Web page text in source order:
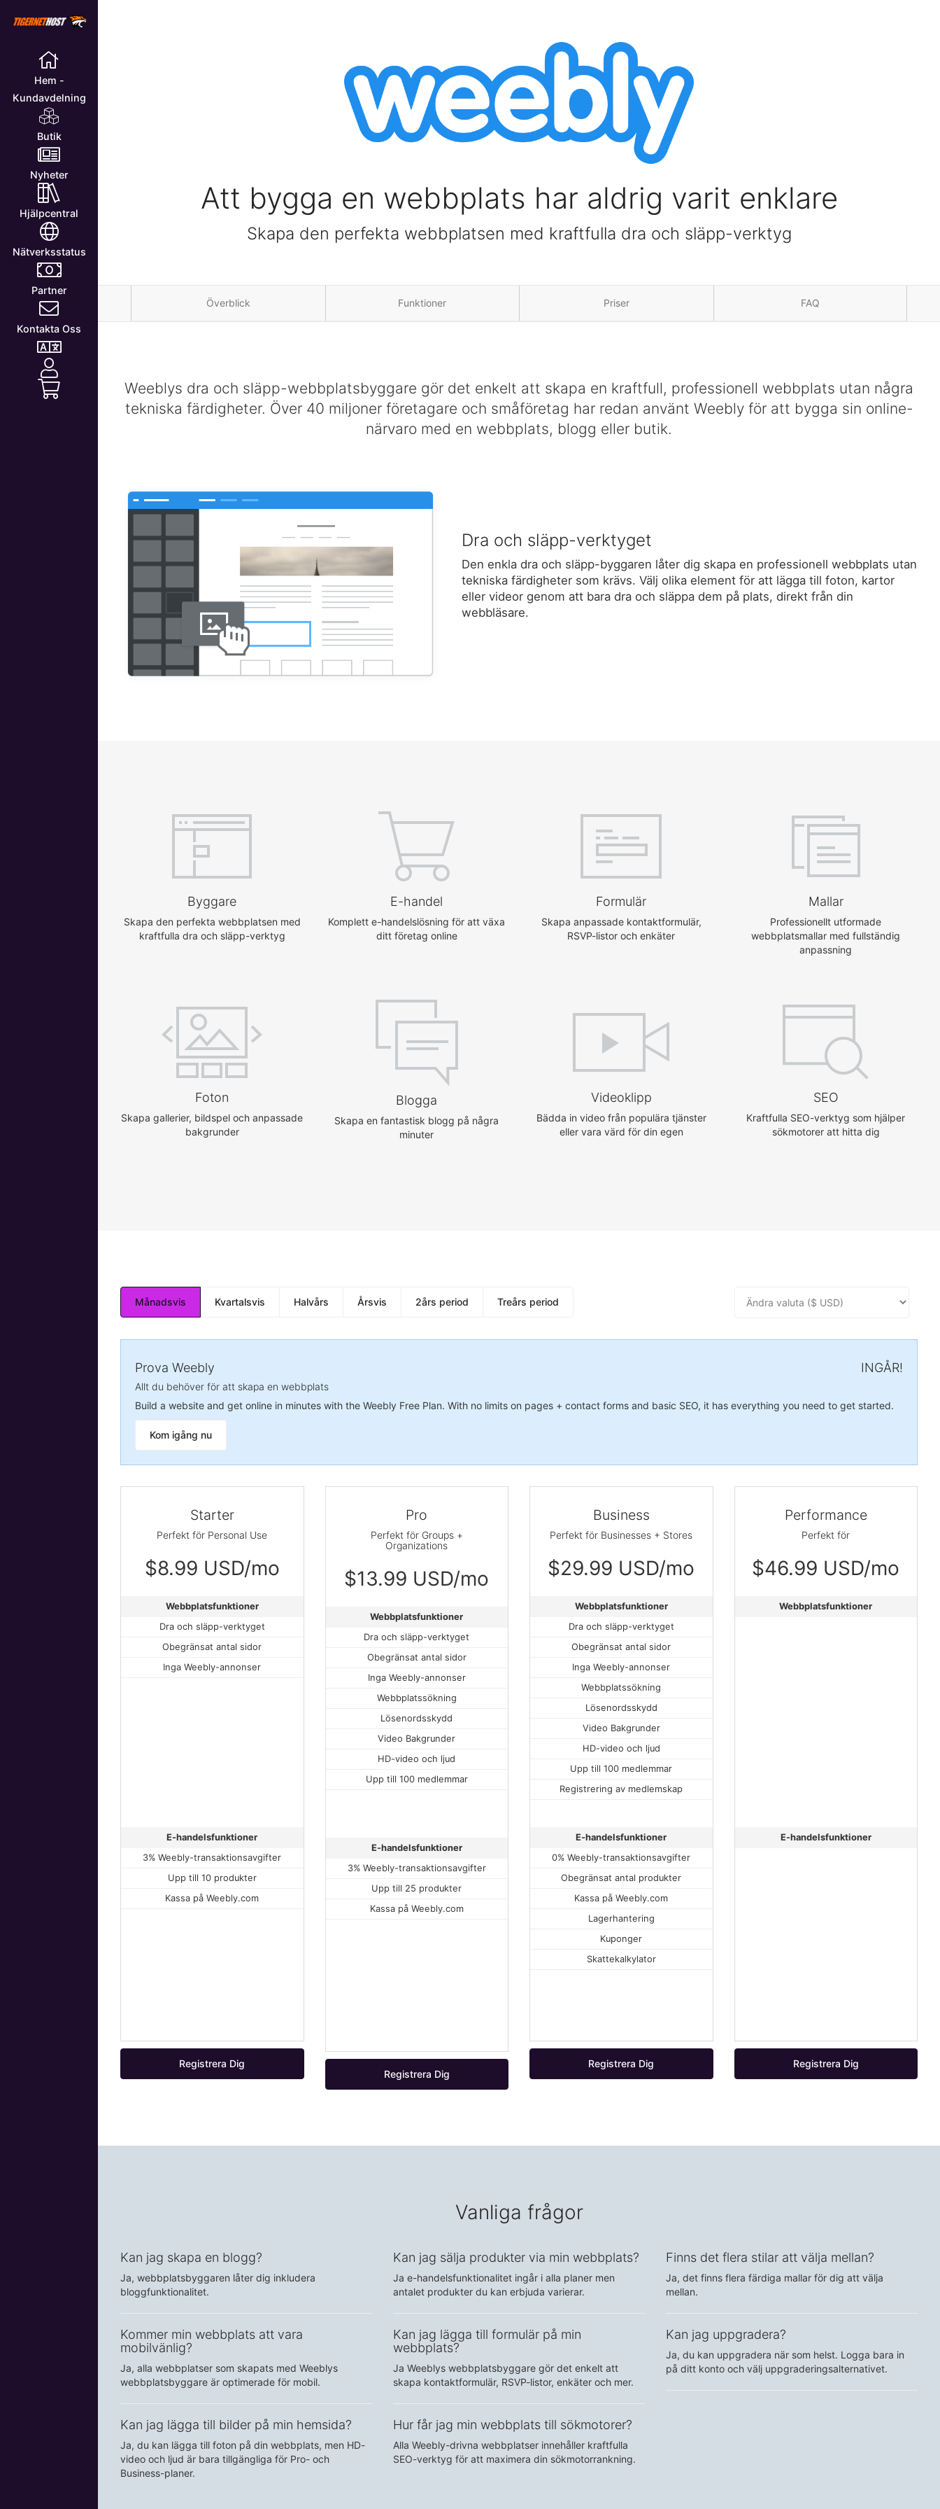
Hem -
Kundavdelning
Butik
Nyheter
Hjälpcentral
Nätverksstatus
Partner
Kontakta Oss
Att bygga en webbplats har aldrig varit enklare
Skapa den perfekta webbplatsen med kraftfulla dra och släpp-verktyg
Överblick Funktioner Priser FAQ
Weeblys dra och släpp-webbplatsbyggare gör det enkelt att skapa en kraftfull, professionell webbplats utan några
tekniska färdigheter. Över 40 miljoner företagare och småföretag har redan använt Weebly för att bygga sin online-
närvaro med en webbplats, blogg eller butik.
Dra och släpp-verktyget
Den enkla dra och släpp-byggaren låter dig skapa en professionell webbplats utan
tekniska färdigheter som krävs. Välj olika element för att lägga till foton, kartor
eller videor genom att bara dra och släppa dem på plats, direkt från din
webbläsare.
Byggare
Skapa den perfekta webbplatsen med
kraftfulla dra och släpp-verktyg
E-handel
Komplett e-handelslösning för att växa
ditt företag online
Formulär
Skapa anpassade kontaktformulär,
RSVP-listor och enkäter
Mallar
Professionellt utformade
webbplatsmallar med fullständig
anpassning
Foton
Skapa gallerier, bildspel och anpassade
bakgrunder
Blogga
Skapa en fantastisk blogg på några
minuter
Videoklipp
Bädda in video från populära tjänster
eller vara värd för din egen
SEO
Kraftfulla SEO-verktyg som hjälper
sökmotorer att hitta dig
Månadsvis Kvartalsvis Halvårs Årsvis 2års period Treårs period
INGÅR!
Prova Weebly
Allt du behöver för att skapa en webbplats
Build a website and get online in minutes with the Weebly Free Plan. With no limits on pages + contact forms and basic SEO, it has everything you need to get started.
Kom igång nu
Starter
Perfekt för Personal Use
$8.99 USD/mo
Webbplatsfunktioner
Dra och släpp-verktyget
Obegränsat antal sidor
Inga Weebly-annonser
E-handelsfunktioner
3% Weebly-transaktionsavgifter
Upp till 10 produkter
Kassa på Weebly.com
Registrera Dig
Pro
Perfekt för Groups +
Organizations
$13.99 USD/mo
Webbplatsfunktioner
Dra och släpp-verktyget
Obegränsat antal sidor
Inga Weebly-annonser
Webbplatssökning
Lösenordsskydd
Video Bakgrunder
HD-video och ljud
Upp till 100 medlemmar
E-handelsfunktioner
3% Weebly-transaktionsavgifter
Upp till 25 produkter
Kassa på Weebly.com
Registrera Dig
Business
Perfekt för Businesses + Stores
$29.99 USD/mo
Webbplatsfunktioner
Dra och släpp-verktyget
Obegränsat antal sidor
Inga Weebly-annonser
Webbplatssökning
Lösenordsskydd
Video Bakgrunder
HD-video och ljud
Upp till 100 medlemmar
Registrering av medlemskap
E-handelsfunktioner
0% Weebly-transaktionsavgifter
Obegränsat antal produkter
Kassa på Weebly.com
Lagerhantering
Kuponger
Skattekalkylator
Registrera Dig
Performance
Perfekt för
$46.99 USD/mo
Webbplatsfunktioner
E-handelsfunktioner
Registrera Dig
Vanliga frågor
Kan jag skapa en blogg?
Ja, webbplatsbyggaren låter dig inkludera
bloggfunktionalitet.
Kommer min webbplats att vara
mobilvänlig?
Ja, alla webbplatser som skapats med Weeblys
webbplatsbyggare är optimerade för mobil.
Kan jag lägga till bilder på min hemsida?
Ja, du kan lägga till foton på din webbplats, men HD-
video och ljud är bara tillgängliga för Pro- och
Business-planer.
Kan jag sälja produkter via min webbplats?
Ja e-handelsfunktionalitet ingår i alla planer men
antalet produkter du kan erbjuda varierar.
Kan jag lägga till formulär på min
webbplats?
Ja Weeblys webbplatsbyggare gör det enkelt att
skapa kontaktformulär, RSVP-listor, enkäter och mer.
Hur får jag min webbplats till sökmotorer?
Alla Weebly-drivna webbplatser innehåller kraftfulla
SEO-verktyg för att maximera din sökmotorrankning.
Finns det flera stilar att välja mellan?
Ja, det finns flera färdiga mallar för dig att välja
mellan.
Kan jag uppgradera?
Ja, du kan uppgradera när som helst. Logga bara in
på ditt konto och välj uppgraderingsalternativet.